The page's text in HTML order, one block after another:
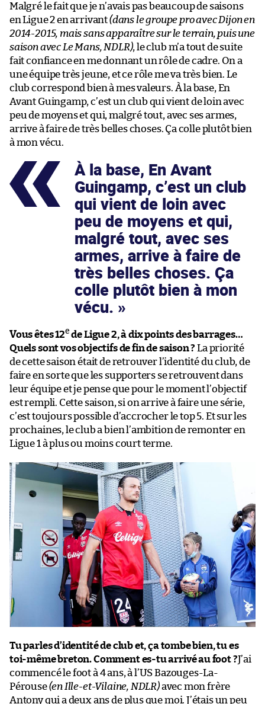
Malgré le fait que je n’avais pas beaucoup de saisons
en Ligue 2 en arrivant(dans le groupe pro avec Dijon en
2014-2015, mais sans apparaître sur le terrain, puis une
saison avec Le Mans, NDLR), le club m’a tout de suite
fait confiance en me donnant un rôle de cadre. On a
une équipe très jeune, et ce rôle me va très bien. Le
club correspond bien à mes valeurs. À la base, En
Avant Guingamp, c’est un club qui vient de loin avec
peu de moyens et qui, malgré tout, avec ses armes,
arrive à faire de très belles choses. Ça colle plutôt bien
à mon vécu.
À la base, En Avant
Guingamp, c’est un club
qui vient de loin avec
peu de moyens et qui,
malgré tout, avec ses
armes, arrive à faire de
très belles choses. Ça
colle plutôt bien à mon
vécu.
Vous êtes 12e de Ligue 2, à dix points des barrages…
Quels sont vos objectifs de fin de saison ? La priorité
de cette saison était de retrouver l’identité du club, de
faire en sorte que les supporters se retrouvent dans
leur équipe et je pense que pour le moment l’objectif
est rempli. Cette saison, si on arrive à faire une série,
c’est toujours possible d’accrocher le top 5. Et sur les
prochaines, le club a bien l’ambition de remonter en
Ligue 1 à plus ou moins court terme.
Tu parles d’identité de club et, ça tombe bien, tu es
toi-même breton. Comment es-tu arrivé au foot ?J’ai
commencé le foot à 4 ans, à l’US Bazouges-La-
Pérouse(en Ille-et-Vilaine, NDLR)avec mon frère
Antony qui a deux ans de plus que moi. J’étais un peu